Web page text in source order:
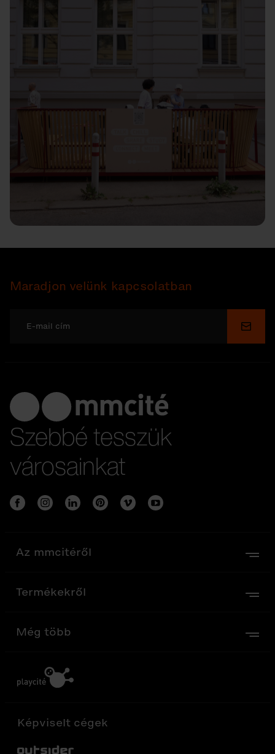
Maradjon velünk kapcsolatban
Szebbé tesszük
városainkat
Az mmcitéről
Termékekről
Még több
Képviselt cégek
Out-Sider